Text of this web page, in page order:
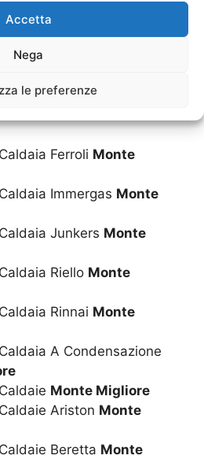
Accetta
Nega
le preferenze
CaldaiaMonte Migliore
AristonMonte
Ferroli Monte
Immergas Monte
Junkers Monte
Riello Monte
Rinnai Monte
A Condensazione
Monte Migliore
Ariston Monte
Beretta Monte